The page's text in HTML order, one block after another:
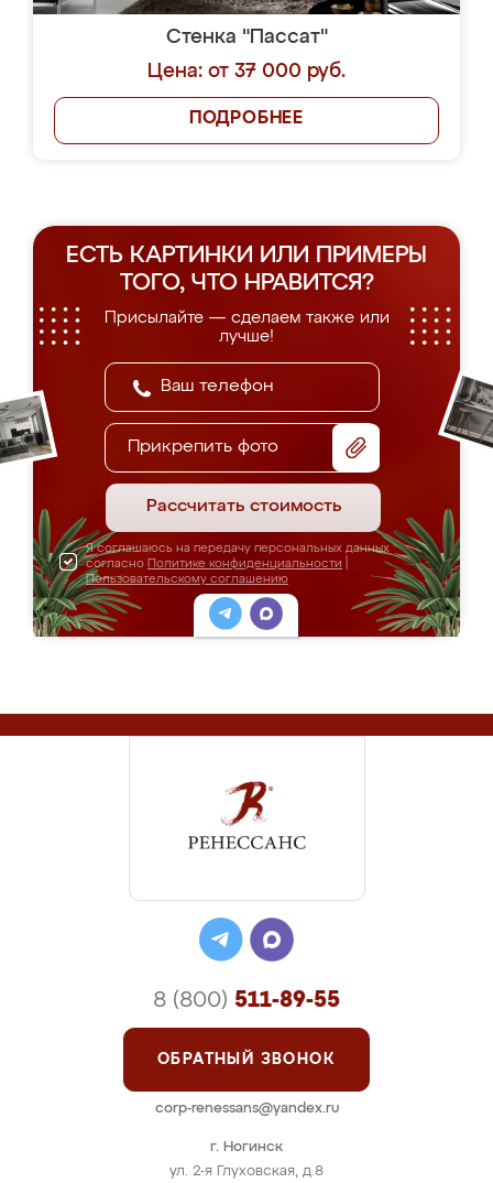
Стенка "Пассат"
Цена: от 37 000 руб.
ПОДРОБНЕЕ
ЕСТЬ КАРТИНКИ ИЛИ ПРИМЕРЫ
ТОГО, ЧТО НРАВИТСЯ?
Присылайте — сделаем также или
лучше!
Прикрепить фото
Рассчитать стоимость
Я соглашаюсь на передачу персональных данных
согласно Политике конфиденциальности
Пользовательскому соглашению
г. Ногинск
ул. 2-я Глуховская, д.8
8 (800) 511-89-55
ОБРАТНЫЙ ЗВОНОК
corp-renessans@yandex.ru